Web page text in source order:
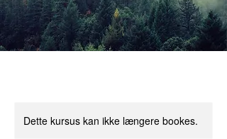
Dette kursus kan ikke længere bookes.